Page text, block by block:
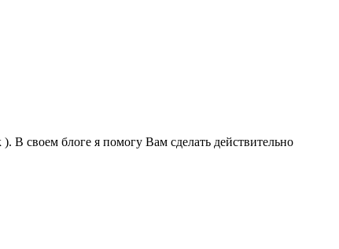
своем блоге я помогу Вам сделать действительно